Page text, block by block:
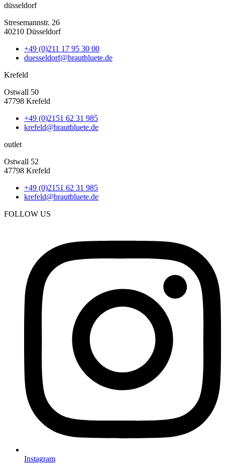
düsseldorf
Stresemannstr. 26
40210 Düsseldorf
+49 (0)211 17 95 30 00
duesseldorf@brautbluete.de
Krefeld
Ostwall 50
47798 Krefeld
+49 (0)2151 62 31 985
krefeld@brautbluete.de
outlet
Ostwall 52
47798 Krefeld
+49 (0)2151 62 31 985
krefeld@brautbluete.de
FOLLOW US
Instagram